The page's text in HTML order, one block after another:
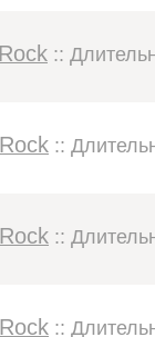
::
::
::
::